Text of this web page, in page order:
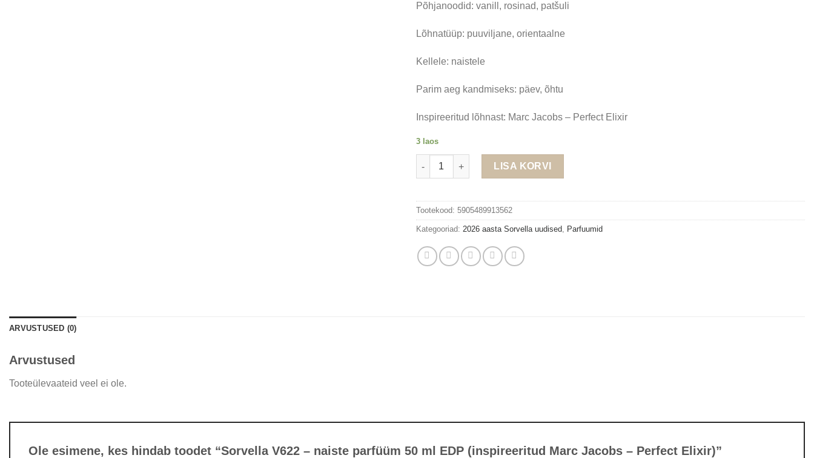
Põhjanoodid: vanill, rosinad, patšuli
Lõhnatüüp: puuviljane, orientaalne
Kellele: naistele
Parim aeg kandmiseks: päev, õhtu
Inspireeritud lõhnast: Marc Jacobs – Perfect Elixir
3 laos
Sorvella V622 – naiste parfüüm 50 ml EDP (inspireeritud Marc Jacobs – Perfect Elixir) kogus
LISA KORVI
Tootekood: 5905489913562
Kategooriad: 2026 aasta Sorvella uudised, Parfuumid
ARVUSTUSED (0)
Arvustused
Tooteülevaateid veel ei ole.
Ole esimene, kes hindab toodet “Sorvella V622 – naiste parfüüm 50 ml EDP (inspireeritud Marc Jacobs – Perfect Elixir)”